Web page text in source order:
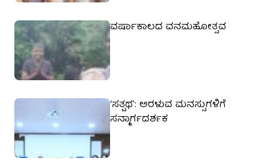
ವರ್ಷಾಕಾಲದ ವನಮಹೋತ್ಸವ
‘ಸತ್ಪಥ’: ಅರಳುವ ಮನಸ್ಸುಗಳಿಗೆ
ಸನ್ಮಾರ್ಗದರ್ಶಕ